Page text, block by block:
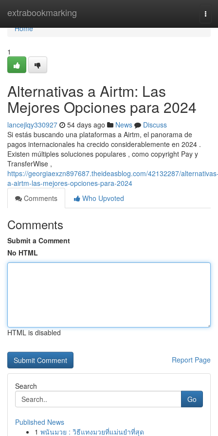
extrabookmarking
Home
Home
1
Alternativas a Airtm: Las
Mejores Opciones para 2024
lancejlqy330927 54 days ago News
Discuss
Si estás buscando una plataformas a Airtm, el panorama de
pagos internacionales ha crecido considerablemente en 2024 .
Existen múltiples soluciones populares , como copyright Pay y
TransferWise ,
https://georgiaexzn897687.theideasblog.com/42132287/
a-airtm-las-mejores-opciones-para-2024
Comments
Who Upvoted
Comments
Submit a Comment
No HTML
HTML is disabled
Report Page
Search
Go
Published News
1 พนันมวย : วิธีแทงมวยที่แม่นยำที่สุด